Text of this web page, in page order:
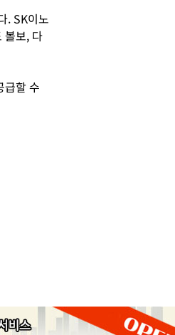
. SK이노
볼보, 다
급할 수